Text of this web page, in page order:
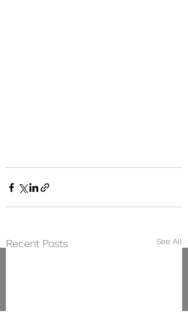
Recent Posts See All